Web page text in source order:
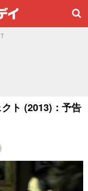
ト (2013)：予告